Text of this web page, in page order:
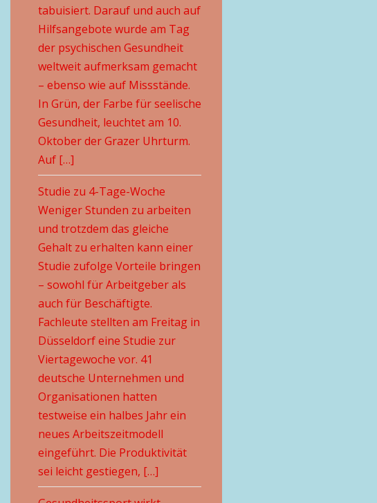
tabuisiert. Darauf und auch auf
Hilfsangebote wurde am Tag
der psychischen Gesundheit
weltweit aufmerksam gemacht
– ebenso wie auf Missstände.
In Grün, der Farbe für seelische
Gesundheit, leuchtet am 10.
Oktober der Grazer Uhrturm.
Auf […]
Studie zu 4-Tage-Woche
Weniger Stunden zu arbeiten
und trotzdem das gleiche
Gehalt zu erhalten kann einer
Studie zufolge Vorteile bringen
– sowohl für Arbeitgeber als
auch für Beschäftigte.
Fachleute stellten am Freitag in
Düsseldorf eine Studie zur
Viertagewoche vor. 41
deutsche Unternehmen und
Organisationen hatten
testweise ein halbes Jahr ein
neues Arbeitszeitmodell
eingeführt. Die Produktivität
sei leicht gestiegen, […]